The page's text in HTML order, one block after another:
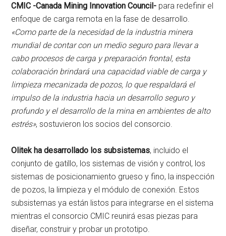
CMIC -Canada Mining Innovation Council- para redefinir el
enfoque de carga remota en la fase de desarrollo.
«Como parte de la necesidad de la industria minera
mundial de contar con un medio seguro para llevar a
cabo procesos de carga y preparación frontal, esta
colaboración brindará una capacidad viable de carga y
limpieza mecanizada de pozos, lo que respaldará el
impulso de la industria hacia un desarrollo seguro y
profundo y el desarrollo de la mina en ambientes de alto
estrés», sostuvieron los socios del consorcio.
Olitek ha desarrollado los subsistemas, incluido el
conjunto de gatillo, los sistemas de visión y control, los
sistemas de posicionamiento grueso y fino, la inspección
de pozos, la limpieza y el módulo de conexión. Estos
subsistemas ya están listos para integrarse en el sistema
mientras el consorcio CMIC reunirá esas piezas para
diseñar, construir y probar un prototipo.